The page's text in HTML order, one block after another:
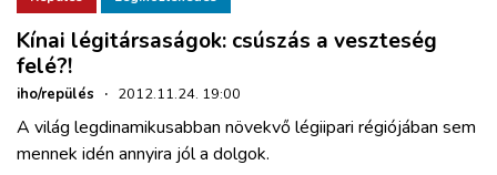
Kínai légitársaságok: csúszás a veszteség
felé?!
iho/repülés · 2012.11.24. 19:00
A világ legdinamikusabban növekvő légiipari régiójában sem
mennek idén annyira jól a dolgok.